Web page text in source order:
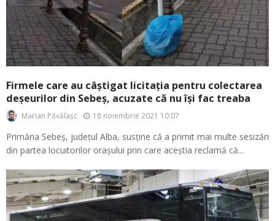
Firmele care au câștigat licitația pentru colectarea
deșeurilor din Sebeș, acuzate că nu își fac treaba
Marian Păvălașc 18 noiembrie 2021 10:07
Primăria Sebeș, județul Alba, susține că a primit mai multe sesizări
din partea locuitorilor orașului prin care aceștia reclamă că...